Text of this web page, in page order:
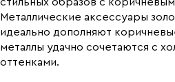
стильных образов с
Металлические аксессуары
идеально дополняют
металлы удачно сочетаются с
оттенками.